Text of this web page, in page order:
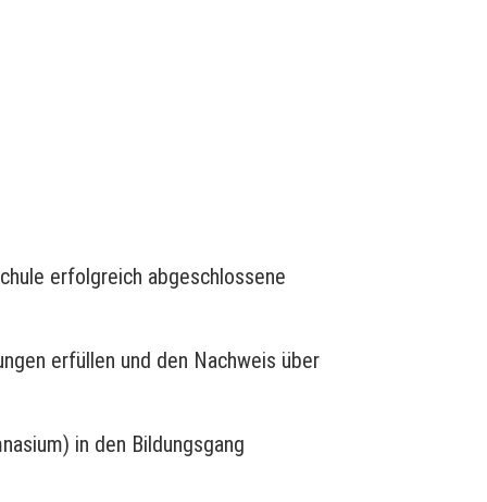
erfolgreich abgeschlossene
erfüllen und den Nachweis über
in den Bildungsgang